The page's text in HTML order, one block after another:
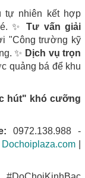
tự nhiên kết hợp
✨Tư vấn giải
"Công trường kỹ
✨ Dịch vụ trọn
quảng bá để khu
hút" khó cưỡng
0972.138.988 -
Dochoiplaza.com